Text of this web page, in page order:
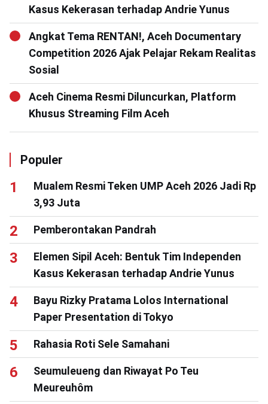
Kasus Kekerasan terhadap Andrie Yunus
Angkat Tema RENTAN!, Aceh Documentary
Competition 2026 Ajak Pelajar Rekam Realitas
Sosial
Aceh Cinema Resmi Diluncurkan, Platform
Khusus Streaming Film Aceh
Populer
Mualem Resmi Teken UMP Aceh 2026 Jadi Rp
3,93 Juta
Pemberontakan Pandrah
Elemen Sipil Aceh: Bentuk Tim Independen
Kasus Kekerasan terhadap Andrie Yunus
Bayu Rizky Pratama Lolos International
Paper Presentation di Tokyo
Rahasia Roti Sele Samahani
Seumuleueng dan Riwayat Po Teu
Meureuhôm